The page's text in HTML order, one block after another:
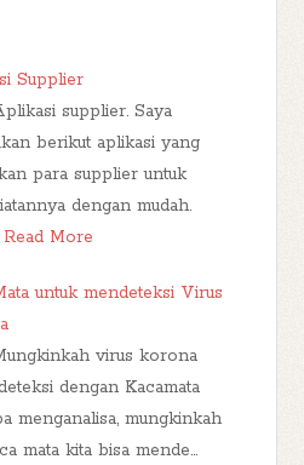
Supplier
supplier. Saya
berikut aplikasi yang
para supplier untuk
dengan mudah.
Read More
untuk mendeteksi Virus
virus korona
dengan Kacamata
menganalisa, mungkinkah
mata kita bisa mende…